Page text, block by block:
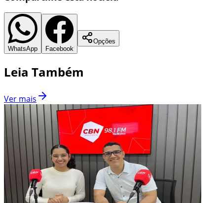
WhatsApp Facebook
Opções
Leia Também
Ver mais